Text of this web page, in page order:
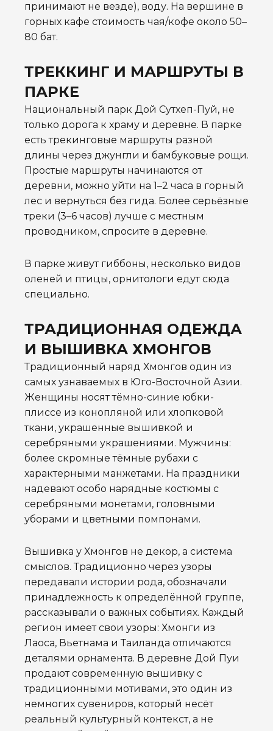
принимают не везде), воду. На вершине в
горных кафе стоимость чая/кофе около 50–
80 бат.
ТРЕККИНГ И МАРШРУТЫ В
ПАРКЕ
Национальный парк Дой Сутхеп-Пуй, не
только дорога к храму и деревне. В парке
есть трекинговые маршруты разной
длины через джунгли и бамбуковые рощи.
Простые маршруты начинаются от
деревни, можно уйти на 1–2 часа в горный
лес и вернуться без гида. Более серьёзные
треки (3–6 часов) лучше с местным
проводником, спросите в деревне.
В парке живут гиббоны, несколько видов
оленей и птицы, орнитологи едут сюда
специально.
ТРАДИЦИОННАЯ ОДЕЖДА
И ВЫШИВКА ХМОНГОВ
Традиционный наряд Хмонгов один из
самых узнаваемых в Юго-Восточной Азии.
Женщины носят тёмно-синие юбки-
плиссе из конопляной или хлопковой
ткани, украшенные вышивкой и
серебряными украшениями. Мужчины:
более скромные тёмные рубахи с
характерными манжетами. На праздники
надевают особо нарядные костюмы с
серебряными монетами, головными
уборами и цветными помпонами.
Вышивка у Хмонгов не декор, а система
смыслов. Традиционно через узоры
передавали истории рода, обозначали
принадлежность к определённой группе,
рассказывали о важных событиях. Каждый
регион имеет свои узоры: Хмонги из
Лаоса, Вьетнама и Таиланда отличаются
деталями орнамента. В деревне Дой Пуи
продают современную вышивку с
традиционными мотивами, это один из
немногих сувениров, который несёт
реальный культурный контекст, а не